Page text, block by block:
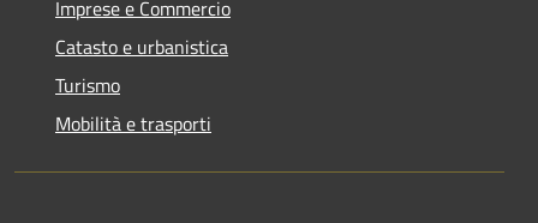
Imprese e Commercio
Catasto e urbanistica
Turismo
Mobilità e trasporti